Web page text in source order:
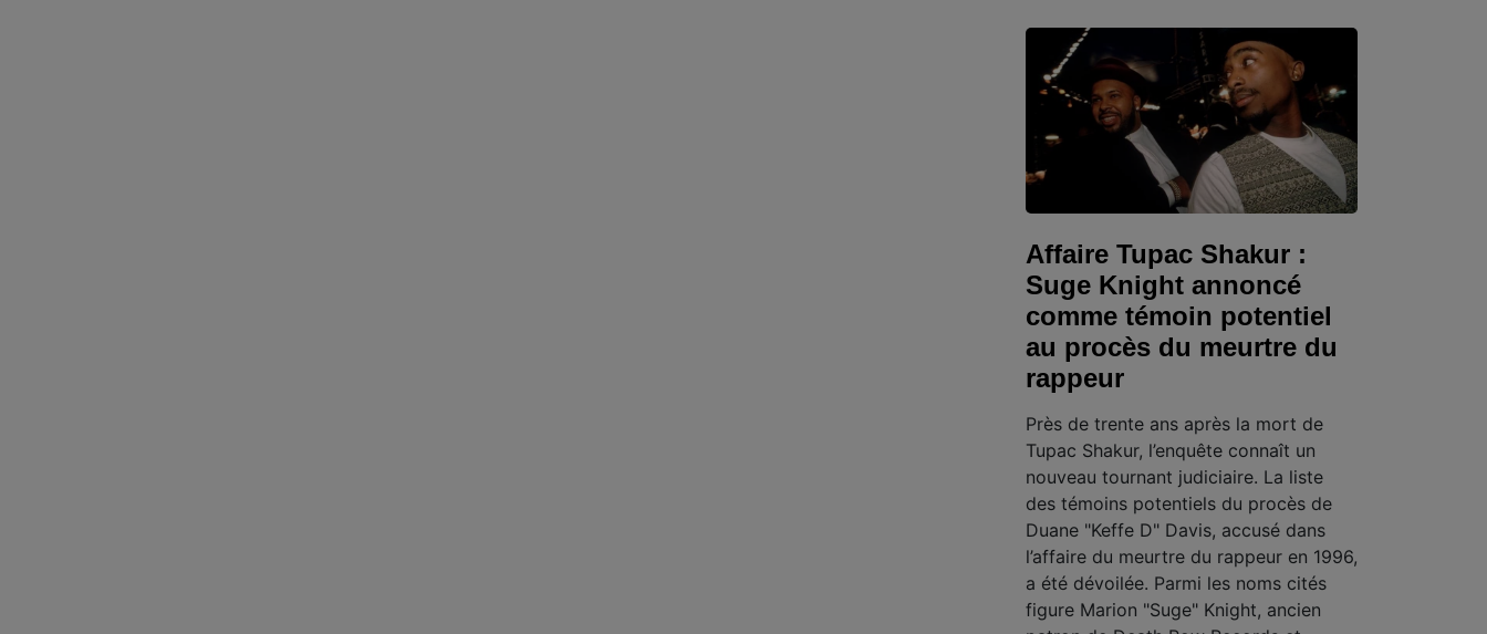
Affaire Tupac Shakur :
Suge Knight annoncé
comme témoin potentiel
au procès du meurtre du
rappeur
Près de trente ans après la mort de
Tupac Shakur, l’enquête connaît un
nouveau tournant judiciaire. La liste
des témoins potentiels du procès de
Duane "Keffe D" Davis, accusé dans
l’affaire du meurtre du rappeur en 1996,
a été dévoilée. Parmi les noms cités
figure Marion "Suge" Knight, ancien